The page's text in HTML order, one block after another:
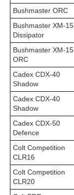
Bushmaster ORC
Bushmaster XM-15
Dissipator
Bushmaster XM-15
ORC
Cadex CDX-40
Shadow
Cadex CDX-40
Shadow
Cadex CDX-50
Defence
Colt Competition
CLR16
Colt Competition
CLR20